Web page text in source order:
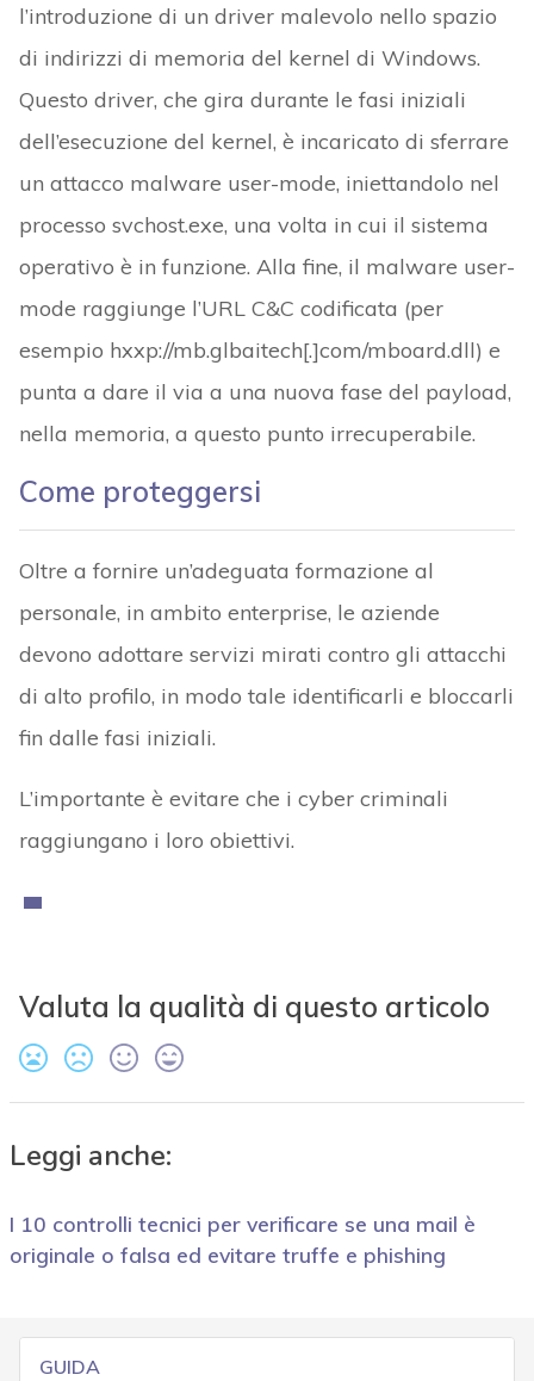
l’introduzione di un driver malevolo nello spazio
di indirizzi di memoria del kernel di Windows.
Questo driver, che gira durante le fasi iniziali
dell’esecuzione del kernel, è incaricato di sferrare
un attacco malware user-mode, iniettandolo nel
processo svchost.exe, una volta in cui il sistema
operativo è in funzione. Alla fine, il malware user-
mode raggiunge l’URL C&C codificata (per
esempio hxxp://mb.glbaitech[.]com/mboard.dll) e
punta a dare il via a una nuova fase del payload,
nella memoria, a questo punto irrecuperabile.
Come proteggersi
Oltre a fornire un’adeguata formazione al
personale, in ambito enterprise, le aziende
devono adottare servizi mirati contro gli attacchi
di alto profilo, in modo tale identificarli e bloccarli
fin dalle fasi iniziali.
L’importante è evitare che i cyber criminali
raggiungano i loro obiettivi.
Valuta la qualità di questo articolo
Leggi anche:
I 10 controlli tecnici per verificare se una mail è
originale o falsa ed evitare truffe e phishing
GUIDA